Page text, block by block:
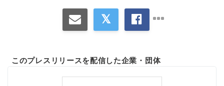
このプレスリリースを配信した企業・団体